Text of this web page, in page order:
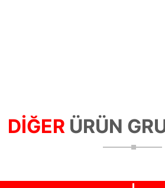
DİĞERÜRÜN